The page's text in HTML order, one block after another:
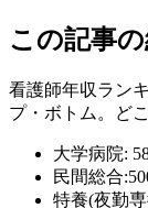
この記事
看護師年収ラン
プ・ボトム。ど
大学病院:
民間総合
特養(夜勤専